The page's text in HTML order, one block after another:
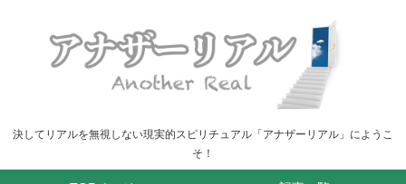
決してリアルを無視しない現実的スピリチュアル「アナザーリアル」にようこ
そ！